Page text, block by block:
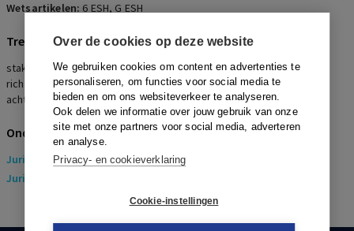
Over de cookies op deze website
We gebruiken cookies om content en advertenties te
personaliseren, om functies voor social media te
bieden en om ons websiteverkeer te analyseren.
Ook delen we informatie over jouw gebruik van onze
site met onze partners voor social media, adverteren
en analyse.
Privacy- en cookieverklaring
Cookie-instellingen
Wetsartikelen: 6 ESH, G ESH
Trefwoorden
staking, AOW-leeftijd, openbaar vervoer, politieke staking,
richten/keren-actie, NS-arrest, Rotterdamse Haven-arrest,
achterstandscriterium
Onderwerpen
Juridisch > Arbeidsrecht
Juridisch